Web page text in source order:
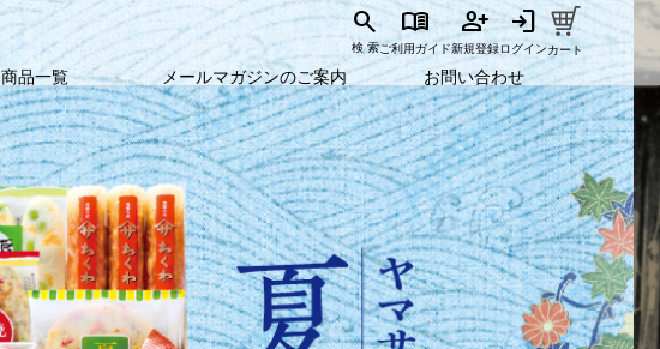
search
検 索
menu_book
ご利用ガイド
person_add
新規登録
login
ログインカート
商品一覧 メールマガジンのご案内 お問い合わせ